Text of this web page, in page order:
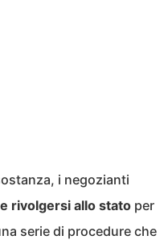
i negozianti
rivolgersi allo stato per
serie di procedure che